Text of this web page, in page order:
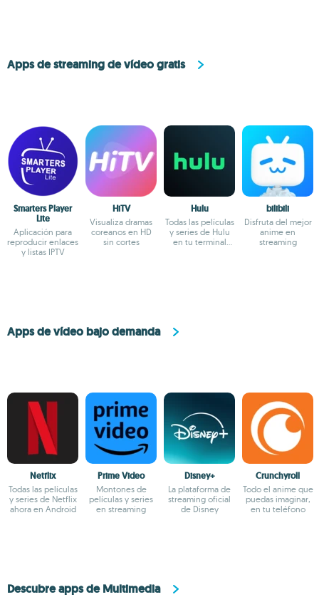
Apps de streaming de vídeo gratis
Smarters Player
Lite
Aplicación para
reproducir enlaces
y listas IPTV
HiTV
Visualiza dramas
coreanos en HD
sin cortes
Hulu
Todas las películas
y series de Hulu
en tu terminal
bilibili
Disfruta del mejor
anime en
streaming
Apps de vídeo bajo demanda
Netflix
Todas las películas
y series de Netflix
ahora en Android
Prime Video
Montones de
películas y series
en streaming
Disney+
La plataforma de
streaming oficial
de Disney
Crunchyroll
Todo el anime que
puedas imaginar,
en tu teléfono
Descubre apps de Multimedia